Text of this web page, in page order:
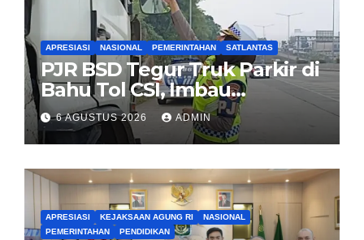
APRESIASI NASIONAL PEMERINTAHAN SATLANTAS
PJR BSD Tegur Truk Parkir di
Bahu Tol CSI, Imbau
Pengendara Tertib
6 AGUSTUS 2026 ADMIN
APRESIASI KEJAKSAAN AGUNG RI
NASIONAL
PEMERINTAHAN
PENDIDIKAN